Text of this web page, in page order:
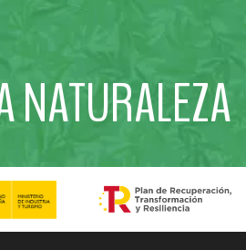
NATURALEZA